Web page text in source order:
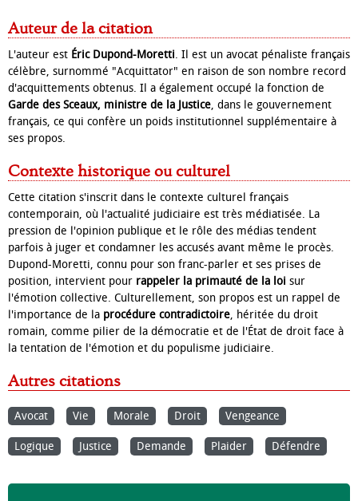
Auteur de la citation
L'auteur est Éric Dupond-Moretti. Il est un avocat pénaliste français
célèbre, surnommé "Acquittator" en raison de son nombre record
d'acquittements obtenus. Il a également occupé la fonction de
Garde des Sceaux, ministre de la Justice, dans le gouvernement
français, ce qui confère un poids institutionnel supplémentaire à
ses propos.
Contexte historique ou culturel
Cette citation s'inscrit dans le contexte culturel français
contemporain, où l'actualité judiciaire est très médiatisée. La
pression de l'opinion publique et le rôle des médias tendent
parfois à juger et condamner les accusés avant même le procès.
Dupond-Moretti, connu pour son franc-parler et ses prises de
position, intervient pour rappeler la primauté de la loi sur
l'émotion collective. Culturellement, son propos est un rappel de
l'importance de la procédure contradictoire, héritée du droit
romain, comme pilier de la démocratie et de l'État de droit face à
la tentation de l'émotion et du populisme judiciaire.
Autres citations
Avocat Vie Morale Droit Vengeance
Logique Justice Demande Plaider Défendre